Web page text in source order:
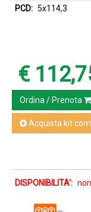
PCD: 5x114,3
€
Ordina / Prenota
Acquista kit
DISPONIBILITA':